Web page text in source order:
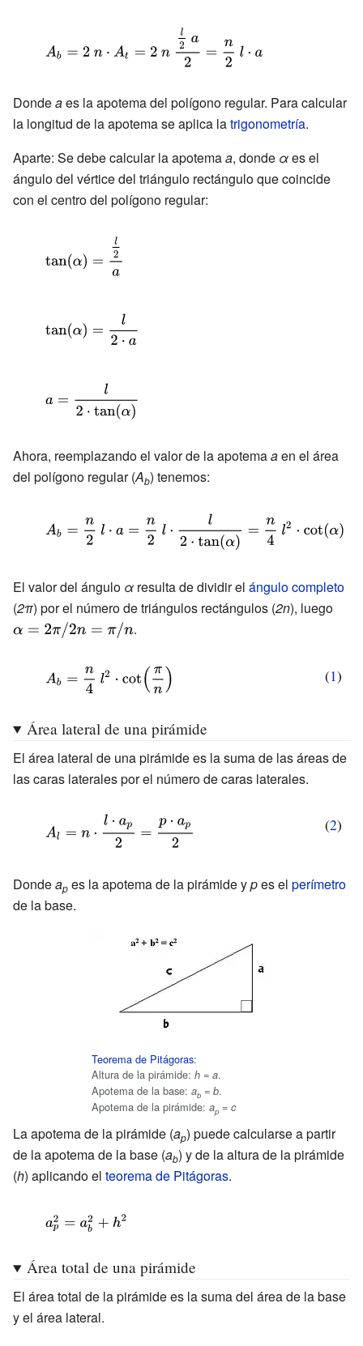
A_{b}=2\
A_{t}=2\ n\
{\frac {{\frac
{l}{2}}\ a}
{2}}={\frac
{n}{2}}\
Dondeaes la apotema del polígono regular. Para calcular
la longitud de la apotema se aplica latrigonometría.
Aparte: Se debe calcular la apotemaa, donde αes el
ángulo del vértice del triángulo rectángulo que coincide
con el centro del polígono regular:
{\displaystyle
\tan(\alpha )=
{\displaystyle
\tan(\alpha )=
{2\cdot a}}}
{\displaystyle
a={\frac {l}
\tan(\alpha
)}}}
Ahora, reemplazando el valor de la apotemaaen el área
del polígono regular (Ab) tenemos:
{\displaystyle
A_{b}=
{2}}\ l\cdot
a={\frac {n}
{2}}\ l\cdot
{\frac {l}
{2\cdot
)}}={\frac
{n}{4}}\
l^{2}\cdot
El valor del ángulo α resulta de dividir el ángulo completo
(2π) por el número de triángulos rectángulos (2n), luego
.
(1)
{\displaystyle
A_{b}=
{\frac {n}
l^{2}\cdot
\left({\frac
{\pi }
Área lateral de una pirámide
El área lateral de una pirámide es la suma de las áreas de
las caras laterales por el número de caras laterales.
(2)
{\displaystyle
A_{l}=n\cdot
a_{p}}{2}}=
Dondeap es la apotema de la pirámide ypes el perímetro
de la base.
Teorema de Pitágoras:
Altura de la pirámide: h = a.
Apotema de la base: ab = b.
Apotema de la pirámide: ap = c
La apotema de la pirámide (ap) puede calcularse a partir
de la apotema de la base (ab) y de la altura de la pirámide
(h) aplicando el teorema de Pitágoras.
{\displaystyle
Área total de una pirámide
El área total de la pirámide es la suma del área de la base
y el área lateral.